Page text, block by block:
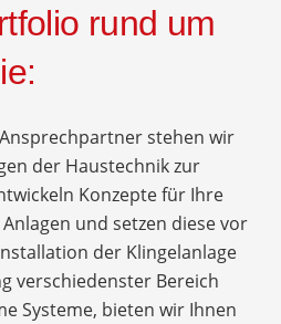
rund um
stehen wir
der Haustechnik zur
Konzepte für Ihre
und setzen diese vor
der Klingelanlage
verschiedenster Bereich
Systeme, bieten wir Ihnen